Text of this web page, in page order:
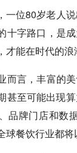
一位80岁老人
十字路口，是
能在时代的浪
而言，丰富的
甚至可能出现
品牌门店和数
餐饮行业都将